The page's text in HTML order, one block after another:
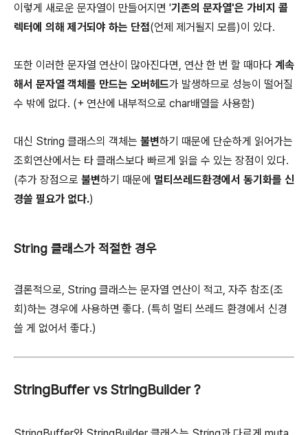
이렇게 새로운 문자열이 만들어지면 '기존의 문자열'은 가비지 콜
렉터에 의해 제거되야 하는 단점(언제 제거될지 모름)이 있다.
또한 이러한 문자열 연산이 많아진다면, 연산 한 번 할 때마다 계속
해서 문자열 객체를 만드는 오버헤드가 발생하므로 성능이 떨어질
수 밖에 없다. (+ 연산에 내부적으로 char배열을 사용함)
대신 String 클래스의 객체는 불변하기 때문에 단순하게 읽어가는
조회연산에서는 타 클래스보다 빠르게 읽을 수 있는 장점이 있다.
(추가 장점으로 불변하기 때문에 멀티쓰레드환경에서 동기화를 신
경쓸 필요가 없다.)
String 클래스가 적절한 경우
결론적으로, String 클래스는 문자열 연산이 적고, 자주 참조(조
회)하는 경우에 사용하면 좋다. (특히 멀티 쓰레드 환경에서 신경
쓸 게 없어서 좋다.)
StringBuffer vs StringBuilder ?